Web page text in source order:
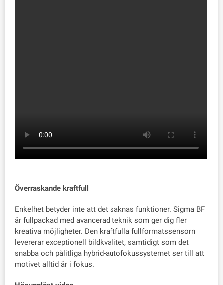
Överraskande kraftfull
Enkelhet betyder inte att det saknas funktioner. Sigma BF
är fullpackad med avancerad teknik som ger dig fler
kreativa möjligheter. Den kraftfulla fullformatssensorn
levererar exceptionell bildkvalitet, samtidigt som det
snabba och pålitliga hybrid-autofokussystemet ser till att
motivet alltid är i fokus.